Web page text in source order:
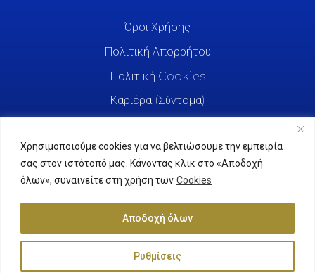
Χρησιμοποιούμε cookies για να βελτιώσουμε την εμπειρία
σας στον ιστότοπό μας. Κάνοντας κλικ στο «Αποδοχή
όλων», συναινείτε στη χρήση των Cookies
Ρυθμίσεις
Αποδοχή όλων
Όροι Χρήσης
Πολιτική Απορρήτου
Πολιτική Cookies
Καριέρα (Σύντομα)